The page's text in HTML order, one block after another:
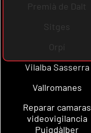
Premià de Dalt
Sitges
Orpí
Vilalba Sasserra
Vallromanes
Reparar camaras
videovigilancia
Puigdàlber